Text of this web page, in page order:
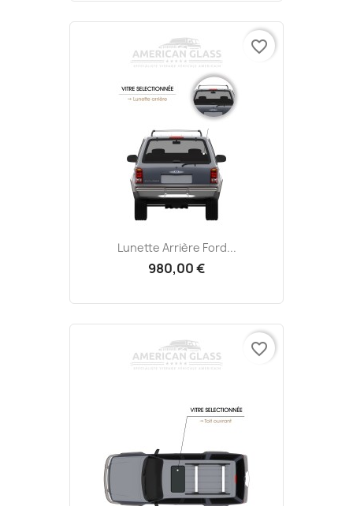
Lunette Arrière Ford...
980,00 €
favorite_border
favorite_border